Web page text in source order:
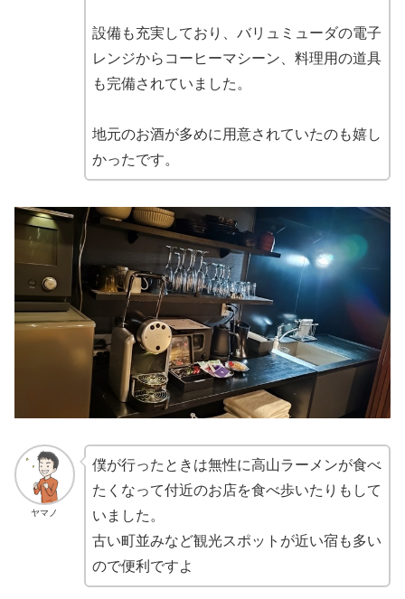
設備も充実しており、バリュミューダの電子
レンジからコーヒーマシーン、料理用の道具
も完備されていました。
地元のお酒が多めに用意されていたのも嬉し
かったです。
ヤマノ
僕が行ったときは無性に高山ラーメンが食べ
たくなって付近のお店を食べ歩いたりもして
いました。
古い町並みなど観光スポットが近い宿も多い
ので便利ですよ